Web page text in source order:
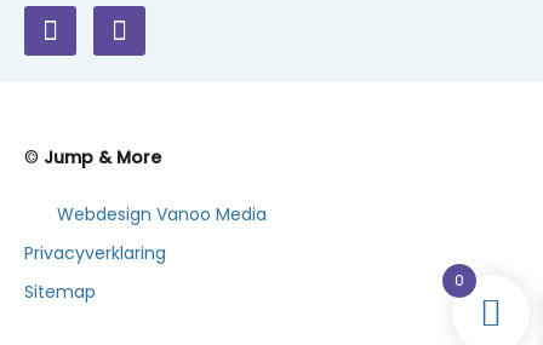
© Jump & More
Webdesign Vanoo Media
Privacyverklaring
Sitemap
0